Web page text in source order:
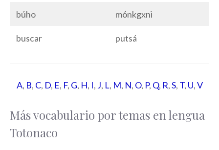
búho mónkgxni
buscar putsá
A, B, C, D, E, F, G, H, I, J, L, M, N, O, P, Q, R,S, T, U,V
Más vocabulario por temas en lengua
Totonaco